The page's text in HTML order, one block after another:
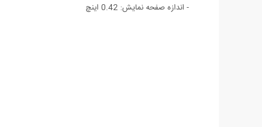
- اندازه صفحه نمايش: 0.42 اينچ